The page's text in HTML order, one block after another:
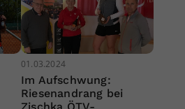
01.03.2024
Im Aufschwung:
Riesenandrang bei